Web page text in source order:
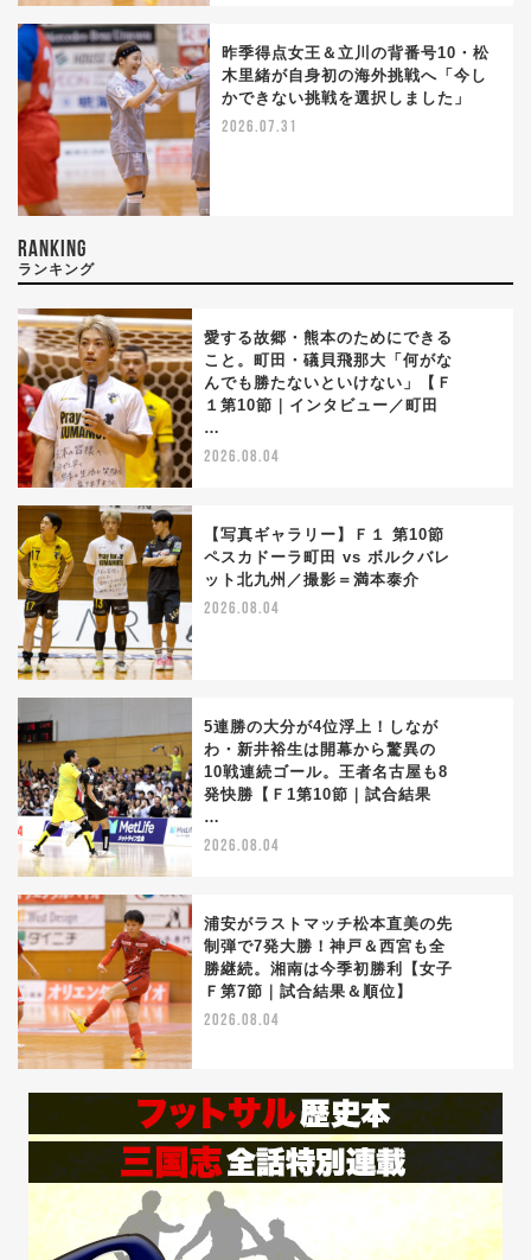
昨季得点女王＆立川の背番号10・松
木里緒が自身初の海外挑戦へ「今し
かできない挑戦を選択しました」
2026.07.31
RANKING
ランキング
愛する故郷・熊本のためにできる
こと。町田・礒貝飛那大「何がな
んでも勝たないといけない」【Ｆ
１第10節｜インタビュー／町田
…
2026.08.04
【写真ギャラリー】Ｆ１ 第10節
ペスカドーラ町田 vs ボルクバレ
ット北九州／撮影＝満本泰介
2026.08.04
5連勝の大分が4位浮上！しなが
わ・新井裕生は開幕から驚異の
10戦連続ゴール。王者名古屋も8
発快勝【Ｆ1第10節｜試合結果
…
2026.08.04
浦安がラストマッチ松本直美の先
制弾で7発大勝！神戸＆西宮も全
勝継続。湘南は今季初勝利【女子
Ｆ第7節｜試合結果＆順位】
2026.08.04